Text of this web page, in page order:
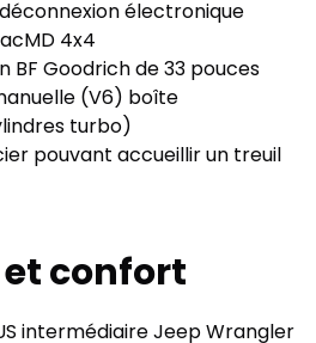
électronique
4x4
BF Goodrich de 33 pouces
(V6) boîte
turbo)
pouvant accueillir un treuil
confort
intermédiaire Jeep Wrangler